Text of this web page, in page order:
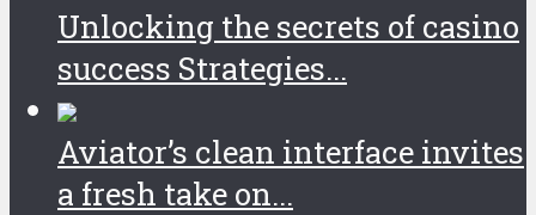
Unlocking the secrets of casino
success Strategies...
Aviator’s clean interface invites
a fresh take on...